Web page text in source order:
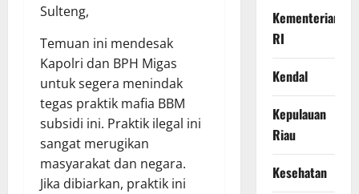
Sulteng,
Temuan ini mendesak
Kapolri dan BPH Migas
untuk segera menindak
tegas praktik mafia BBM
subsidi ini. Praktik ilegal ini
sangat merugikan
masyarakat dan negara.
Jika dibiarkan, praktik ini
Kementerian
RI
Kendal
Kepulauan
Riau
Kesehatan